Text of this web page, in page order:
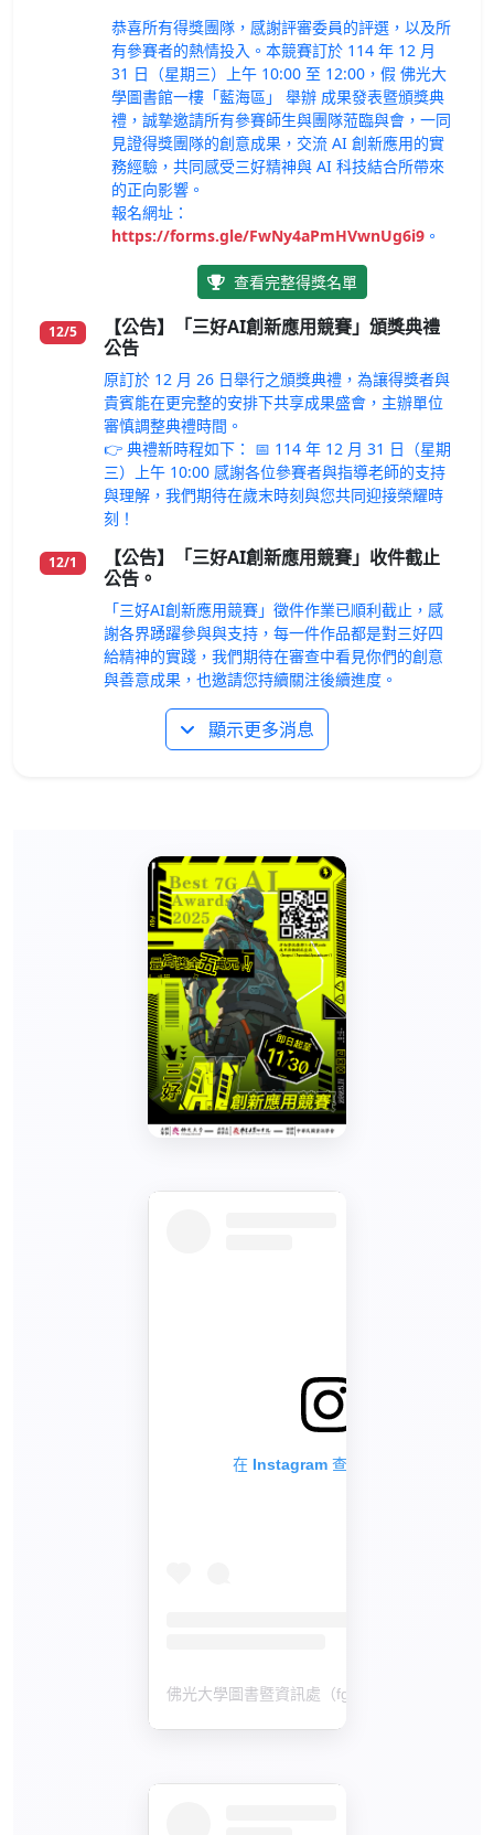
恭喜所有得獎團隊，感謝評審委員的評選，以及所
有參賽者的熱情投入。本競賽訂於 114 年 12 月
31 日（星期三）上午 10:00 至 12:00，假 佛光大
學圖書館一樓「藍海區」 舉辦 成果發表暨頒獎典
禮，誠摯邀請所有參賽師生與團隊蒞臨與會，一同
見證得獎團隊的創意成果，交流 AI 創新應用的實
務經驗，共同感受三好精神與 AI 科技結合所帶來
的正向影響。
報名網址：
https://forms.gle/FwNy4aPmHVwnUg6i9。
查看完整得獎名單
12/5
【公告】「三好AI創新應用競賽」頒獎典禮
公告
原訂於 12 月 26 日舉行之頒獎典禮，為讓得獎者與
貴賓能在更完整的安排下共享成果盛會，主辦單位
審慎調整典禮時間。
👉 典禮新時程如下： 📅 114 年 12 月 31 日（星期
三）上午 10:00 感謝各位參賽者與指導老師的支持
與理解，我們期待在歲末時刻與您共同迎接榮耀時
刻！
12/1
【公告】「三好AI創新應用競賽」收件截止
公告。
「三好AI創新應用競賽」徵件作業已順利截止，感
謝各界踴躍參與與支持，每一件作品都是對三好四
給精神的實踐，我們期待在審查中看見你們的創意
與善意成果，也邀請您持續關注後續進度。
顯示更多消息
在 Instagram 查看這則貼文